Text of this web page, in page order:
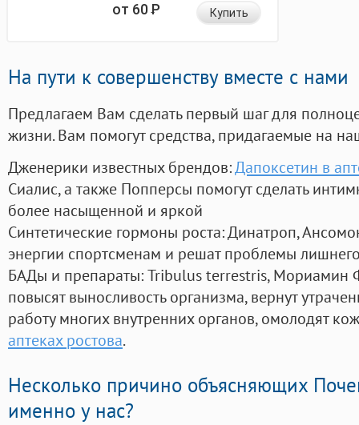
от 60Р Купить
На пути к совершенству вместе с нами
Предлагаем Вам сделать первый шаг для
жизни. Вам помогут средства, придагаемые на
Дженерики известных брендов:Дапоксетин в
Сиалис, а также Попперсы помогут сделать
более насыщенной и яркой
Синтетические гормоны роста: Динатроп,
энергии спортсменам и решат проблемы
БАДы и препараты:Tribulus terrestris, Мориамин
повысят выносливость организма, вернут
работу многих внутренних органов, омолодят
аптеках ростова.
Несколько причино объясняющих
именно у нас?